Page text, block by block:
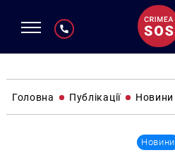
Головна Публікації Новини
Новини